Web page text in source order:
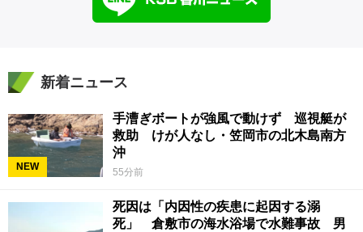
新着ニュース
NEW
手漕ぎボートが強風で動けず 巡視艇が
救助 けが人なし・笠岡市の北木島南方
沖
55分前
死因は「内因性の疾患に起因する溺
死」 倉敷市の海水浴場で水難事故 男